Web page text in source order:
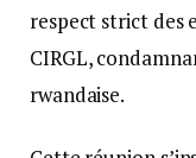
respect strict des
CIRGL,
rwandaise.